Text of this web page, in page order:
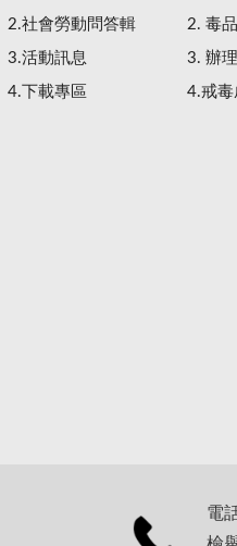
2.社會勞動問答輯
3.活動訊息
4.下載專區
2. 毒
3. 辦
4.戒毒
電